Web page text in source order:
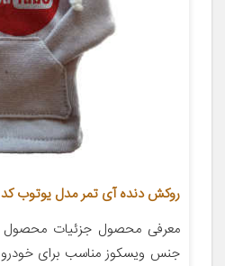
روکش دنده آی تمر مدل یوتوب کد 188